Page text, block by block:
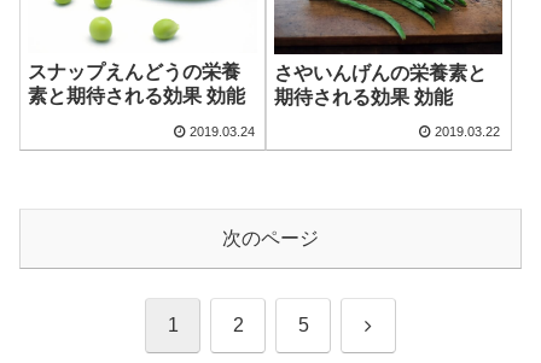
スナップえんどうの栄養
素と期待される効果 効能
2019.03.24
さやいんげんの栄養素と
期待される効果 効能
2019.03.22
次のページ
1 2 5 次